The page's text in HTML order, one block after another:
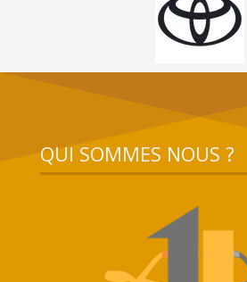
QUI SOMMES NOUS ?